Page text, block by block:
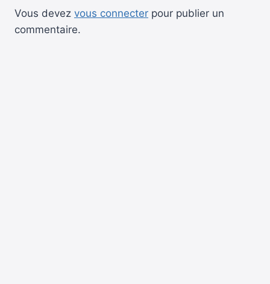
Vous devez vous connecter pour publier un
commentaire.